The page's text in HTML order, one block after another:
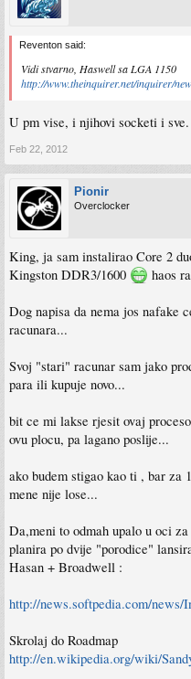
Reventon said:
Vidi stvarno, Haswell sa LGA 1150
http://www.theinquirer.net/inquirer/
U pm vise, i njihovi socketi i sve.
Feb 22, 2012
Pionir
Overclocker
King, ja sam instalirao Core 2
Kingston DDR3/1600
haos
Dog napisa da nema jos nafake
racunara...
Svoj "stari" racunar sam jako
para ili kupuje novo...
bit ce mi lakse rjesit ovaj
ovu plocu, pa lagano poslije...
ako budem stigao kao ti , bar za
mene nije lose...
Da,meni to odmah upalo u oci
planira po dvije "porodice"
Hasan + Broadwell :
http://news.softpedia.com/
Skrolaj do Roadmap
http://en.wikipedia.org/wiki/